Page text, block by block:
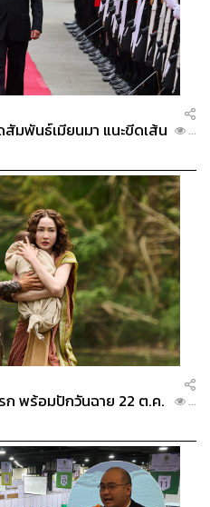
สัมพันธ์เมียนมา แนะขีดเส้น
...
ก พร้อมปักวันฉาย 22 ต.ค.
...